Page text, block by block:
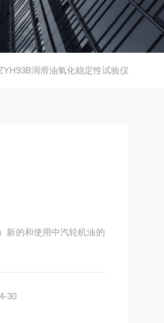
润滑油氧化稳定性试验仪
新的和使用中汽轮机油的
30